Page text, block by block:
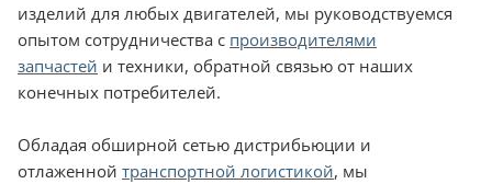
изделий для любых двигателей, мы руководствуемся
опытом сотрудничества с производителями
запчастей и техники, обратной связью от наших
конечных потребителей.
Обладая обширной сетью дистрибьюции и
отлаженной транспортной логистикой, мы